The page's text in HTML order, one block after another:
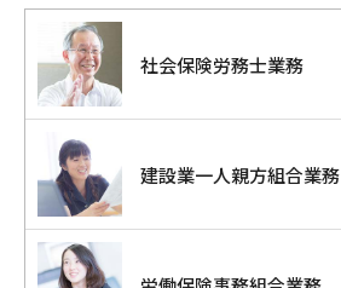
社会保険労務士業務
建設業一人親方組合業務